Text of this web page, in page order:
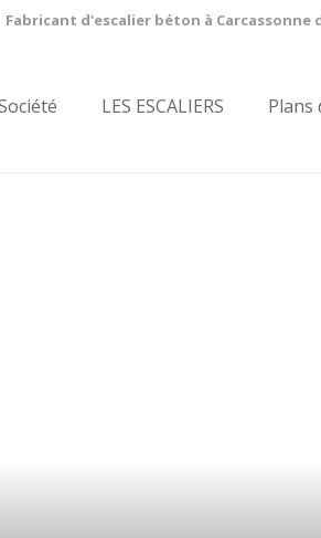
Fabricant d'escalier béton à Carcassonne
LES ESCALIERS Plans